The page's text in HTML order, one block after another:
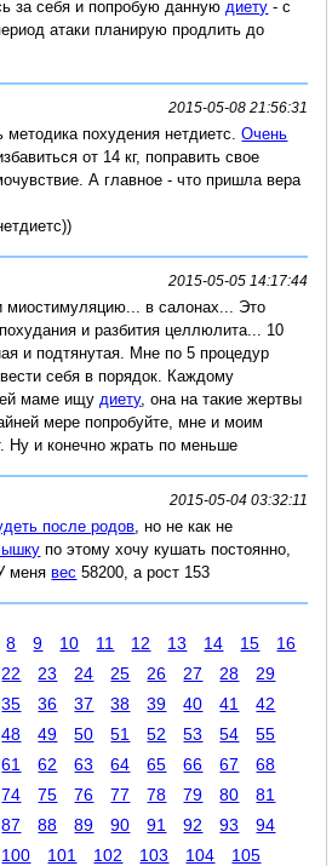
за себя и попробую данную диету - с
атаки планирую продлить до
2015-05-08 21:56:31
методика похудения нетдиетс.Очень
от 14 кг, поправить свое
А главное - что пришла вера
2015-05-05 14:17:44
миостимуляцию... в салонах... Это
и разбития целлюлита... 10
и подтянутая. Мне по 5 процедур
себя в порядок. Каждому
маме ищу диету, она на такие жертвы
мере попробуйте, мне и моим
Ну и конечно жрать по меньше
2015-05-04 03:32:11
после родов , но не как не
по этому хочу кушать постоянно,
менявес 58200, а рост 153
8 9 10 11 12 13 14 15
16
22 23 24 25 26 27 28
29
35 36 37 38 39 40 41
42
48 49 50 51 52 53 54
55
61 62 63 64 65 66 67
68
74 75 76 77 78 79 80
81
87 88 89 90 91 92 93
94
100 101 102 103 104
105